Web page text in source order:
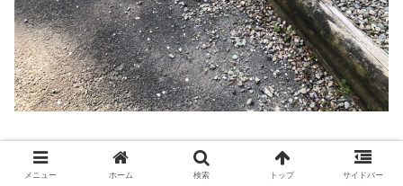
メニュー ホーム 検索 トップ サイドバー